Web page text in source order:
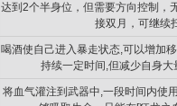
达到2个半身位，但需要方向控制，
接双月，可继续
喝酒使自己进入暴走状态,可以增加
持续一定时间,但减少自身大
将血气灌注到武器中,一段时间内使